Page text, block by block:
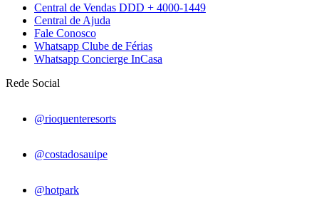
Central de Vendas DDD + 4000-1449
Central de Ajuda
Fale Conosco
Whatsapp Clube de Férias
Whatsapp Concierge InCasa
Rede Social
@rioquenteresorts
@costadosauipe
@hotpark